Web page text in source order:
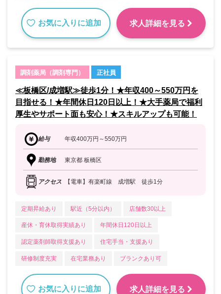
お気に入りに追加 求人詳細を見る
調剤薬局（調剤専門） 正社員
≪板橋区/成増駅≫徒歩1分！★年収400～550万円を
目指せる！★年間休日120日以上！★大手薬局で福利
厚生やサポート面も安心！★スキルアップも可能！
給与 年収400万円～550万円
勤務地 東京都 板橋区
アクセス 【電車】有楽町線 成増駅 徒歩1分
定期昇給あり 駅近（5分以内） 店舗数30以上
産休・育休取得実績あり 年間休日120日以上
認定薬剤師取得支援あり 住宅手当・支援あり
研修制度充実 在宅業務あり ブランクあり可
お気に入りに追加 求人詳細を見る